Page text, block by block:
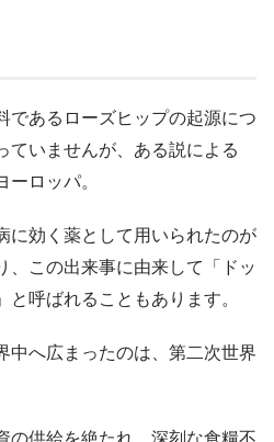
であるローズヒップの起源につ
ていませんが、ある説による
ロッパ。
に効く薬として用いられたのが
、この出来事に由来して「ドッ
呼ばれることもあります。
中へ広まったのは、第二次世界
の供給を絶たれ、深刻な食糧不